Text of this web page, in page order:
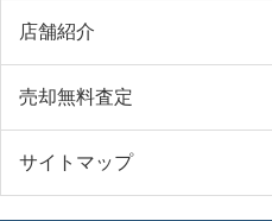
店舗紹介
売却無料査定
サイトマップ